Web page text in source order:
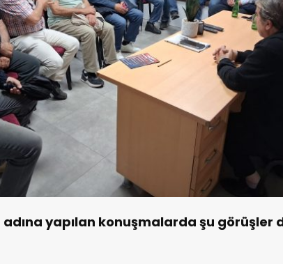
adına yapılan konuşmalarda şu görüşler